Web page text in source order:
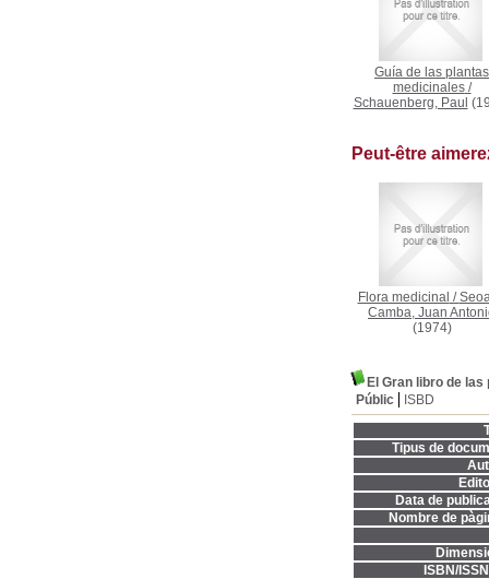
Guía de las plantas
medicinales/
Schauenberg, Paul
Peut-être
Flora medicinal /
Camba, Juan
(1974)
El Gran libro de
Públic
ISBD
Tipus de
Data de
Nombre de
ISBN/